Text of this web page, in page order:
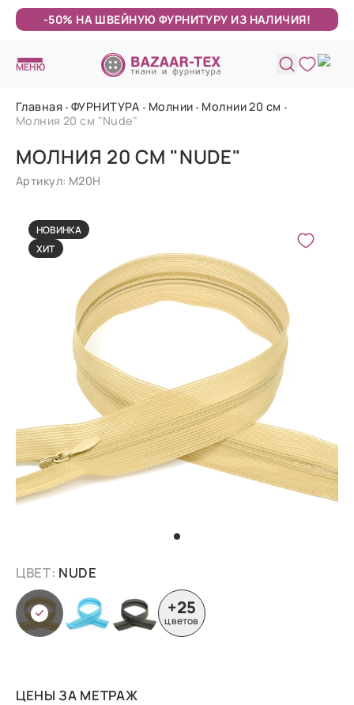
-50% НА ШВЕЙНУЮ ФУРНИТУРУ ИЗ НАЛИЧИЯ!
МЕНЮ
Главная ФУРНИТУРА Молнии
Молнии 20 см
Молния 20 см "Nude"
МОЛНИЯ 20 СМ "NUDE"
Артикул: М20Н
НОВИНКА
ХИТ
ЦВЕТ: NUDE
+25
цветов
ЦЕНЫ ЗА МЕТРАЖ